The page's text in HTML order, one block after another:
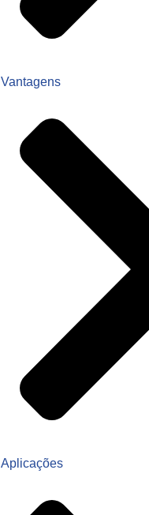
Vantagens
Aplicações